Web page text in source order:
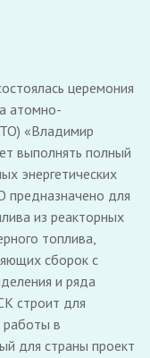
церемония
атомно-
«Владимир
выполнять полный
энергетических
предназначено для
из реакторных
топлива,
сборок с
и ряда
строит для
работы в
для страны проект